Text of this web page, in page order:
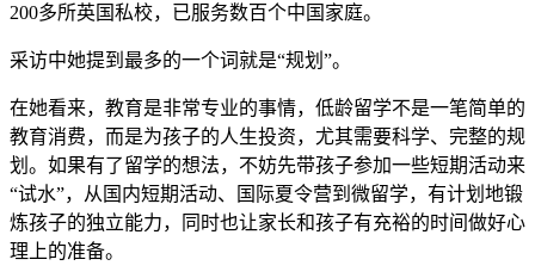
200多所英国私校，已服务数百个中国家庭。
采访中她提到最多的一个词就是“规划”。
在她看来，教育是非常专业的事情，低龄留学不是一笔简单的
教育消费，而是为孩子的人生投资，尤其需要科学、完整的规
划。如果有了留学的想法，不妨先带孩子参加一些短期活动来
“试水”，从国内短期活动、国际夏令营到微留学，有计划地锻
炼孩子的独立能力，同时也让家长和孩子有充裕的时间做好心
理上的准备。